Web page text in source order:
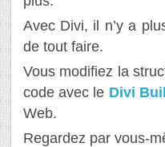
Avec Divi, il n’y a
de tout faire.
Vous modifiez la
code avec le Divi
Web.
Regardez par vous-